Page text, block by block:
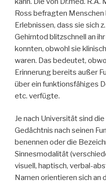
Ross befragten
Erlebnissen, dass sie sich
Gehirntod blitzschnell an
konnten, obwohl sie
waren. Das bedeutet,
Erinnerung bereits außer
über ein funktionsfähiges
etc. verfügte.
Je nach Universität sind
Gedächtnis nach seinen
benennen oder die
Sinnesmodalität
visuell, haptisch, verbal-
Namen orientieren sich an